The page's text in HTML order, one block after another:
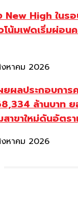
New High ในร
น้มเฟดเริ่มผ่อน
หาคม 2026
ผลประกอบกา
ล้านบาท
าขาใหม่ดันอัตร
หาคม 2026